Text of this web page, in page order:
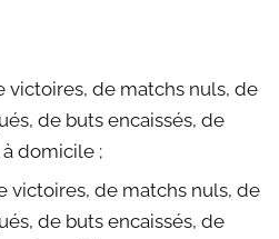
victoires, de matchs nuls, de
de buts encaissés, de
domicile ;
victoires, de matchs nuls, de
de buts encaissés, de